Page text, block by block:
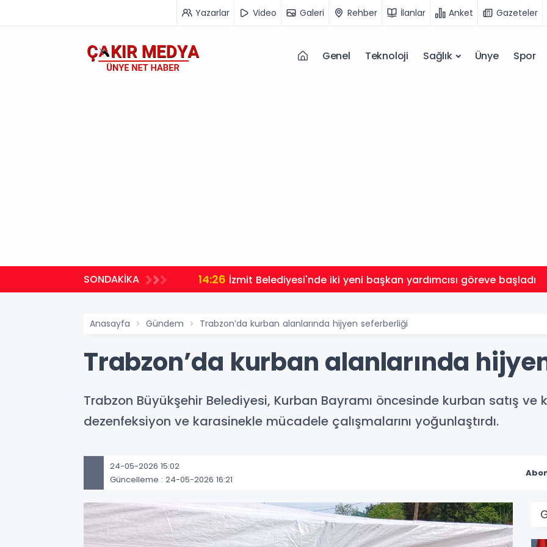
Yazarlar Video Galeri Rehber İlanlar Anket Gazeteler
Genel Teknoloji Sağlık Ünye Spor
SONDAKİKA 14:26 İzmit Belediyesi'nde iki yeni başkan yardımcısı göreve başladı
Anasayfa Gündem Trabzon’da kurban alanlarında hijyen seferberliği
Trabzon’da kurban alanlarında
Trabzon Büyükşehir Belediyesi, Kurban Bayramı öncesinde kurban satış
dezenfeksiyon ve karasinekle mücadele çalışmalarını yoğunlaştırdı.
24-05-2026 15:02
Güncelleme : 24-05-2026 16:21